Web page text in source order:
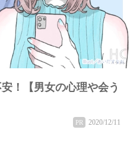
！【男女の心理や会う
PR 2020/12/11